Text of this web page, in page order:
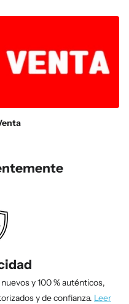
y 100 % auténticos,
y de confianza. Leer